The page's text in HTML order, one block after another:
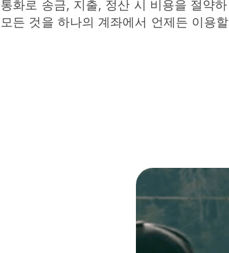
화로 송금, 지출, 정산 시 비용을 절약하
든 것을 하나의 계좌에서 언제든 이용할